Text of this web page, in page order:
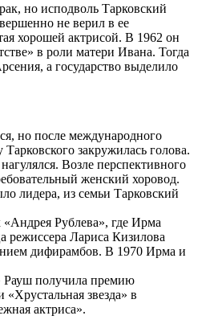
но исподволь Тарковский
не верил в ее
хорошей актрисой. В 1962 он
в роли матери Ивана. Тогда
а государство выделило
но после международного
закружилась голова.
Возле перспективного
женский хоровод.
лидера, из семьи Тарковский
Рублева», где Ирма
режиссера Лариса Кизилова
дифирамбов. В 1970 Ирма и
Рауш получила премию
звезда» в
актриса».